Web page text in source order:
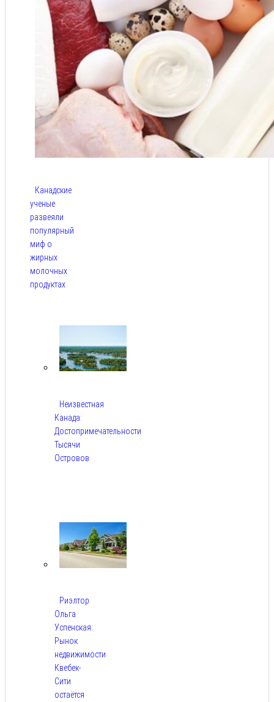
Канадские
ученые
развеяли
популярный
миф о
жирных
молочных
продуктах
Неизвестная
Канада:
Достопримечательности
Тысячи
Островов
Риэлтор
Ольга
Успенская:
Рынок
недвижимости
Квебек-
Сити
остаётся